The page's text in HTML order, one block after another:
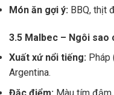
Món ăn gợi ý: BBQ, thịt
3.5 Malbec – Ngôi sao
Xuất xứ nổi tiếng: Pháp
Argentina.